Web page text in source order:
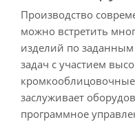
Производство
можно встретить
изделий по
задач с участием
заслуживает
программное